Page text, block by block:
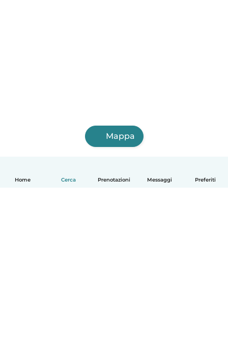
Home Cerca Prenotazioni Messaggi Preferiti
Mappa